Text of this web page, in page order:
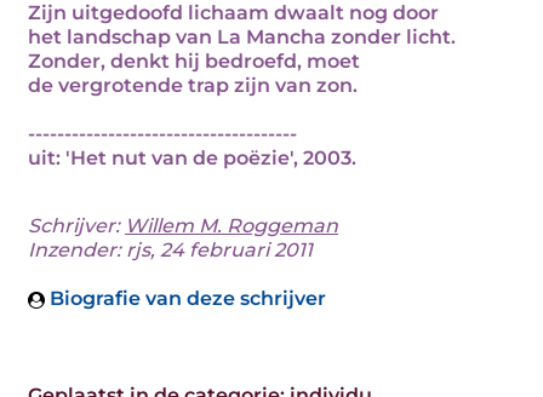
Zijn uitgedoofd lichaam dwaalt nog door
het landschap van La Mancha zonder licht.
Zonder, denkt hij bedroefd, moet
de vergrotende trap zijn van zon.
-------------------------------------
uit: 'Het nut van de poëzie', 2003.
Schrijver: Willem M. Roggeman
Inzender: rjs, 24 februari 2011
Biografie van deze schrijver